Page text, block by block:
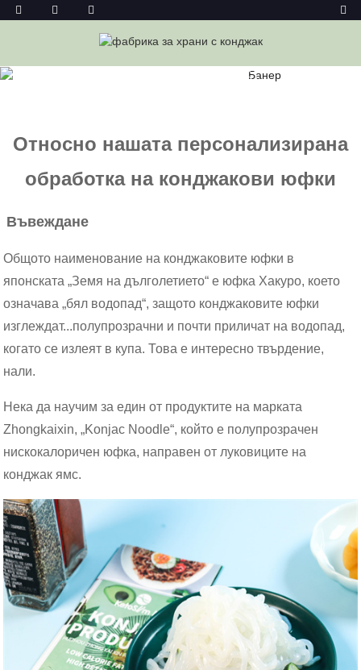
Дом Новини
Относно Нашата Персонализирана
Обработка На Конджакови Юфки
Относно нашата персонализирана
обработка на конджакови юфки
Въвеждане
Общото наименование на конджаковите юфки в
японската „Земя на дълголетието“ е юфка Хакуро, което
означава „бял ​​водопад“, защото конджаковите юфки
изглеждат...полупрозрачни и почти приличат на водопад,
когато се излеят в купа. Това е интересно твърдение,
нали.
Нека да научим за един от продуктите на марката
Zhongkaixin, „Konjac Noodle“, който е полупрозрачен
нискокалоричен юфка, направен от луковиците на
конджак ямс.